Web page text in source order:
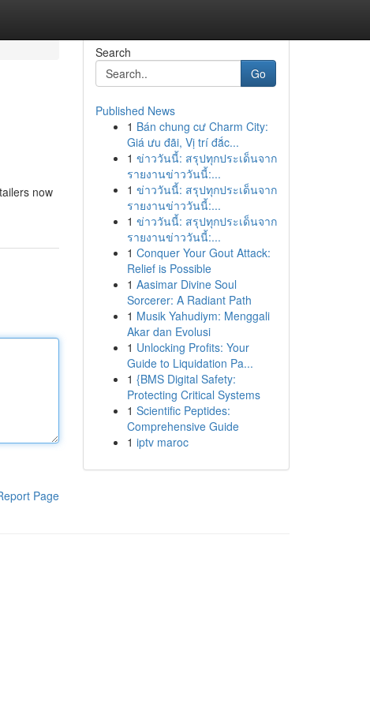
now
Page
Search
Go
Published News
1 Bán chung cư Charm City:
Giá ưu đãi, Vị trí đắc...
1 ข่าววันนี้: สรุปทุกประเด็นจาก
รายงานข่าววันนี้:...
1 ข่าววันนี้: สรุปทุกประเด็นจาก
รายงานข่าววันนี้:...
1 ข่าววันนี้: สรุปทุกประเด็นจาก
รายงานข่าววันนี้:...
1 Conquer Your Gout Attack:
Relief is Possible
1 Aasimar Divine Soul
Sorcerer: A Radiant Path
1 Musik Yahudiym: Menggali
Akar dan Evolusi
1 Unlocking Profits: Your
Guide to Liquidation Pa...
1 {BMS Digital Safety:
Protecting Critical Systems
1 Scientific Peptides:
Comprehensive Guide
1 iptv maroc